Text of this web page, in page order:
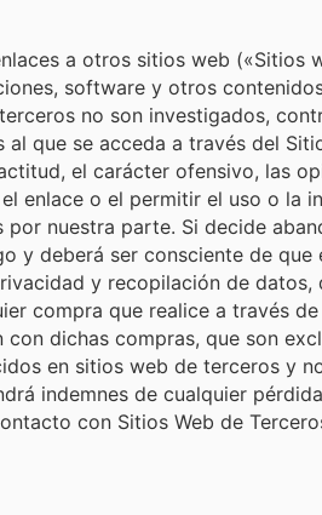
a otros sitios web
software y otros
no son investigados,
que se acceda a través del
el carácter ofensivo, las
enlace o el permitir el uso o
nuestra parte. Si decide
y deberá ser consciente de
y recopilación de
compra que realice a través
dichas compras, que son
en sitios web de terceros y
indemnes de cualquier
con Sitios Web de